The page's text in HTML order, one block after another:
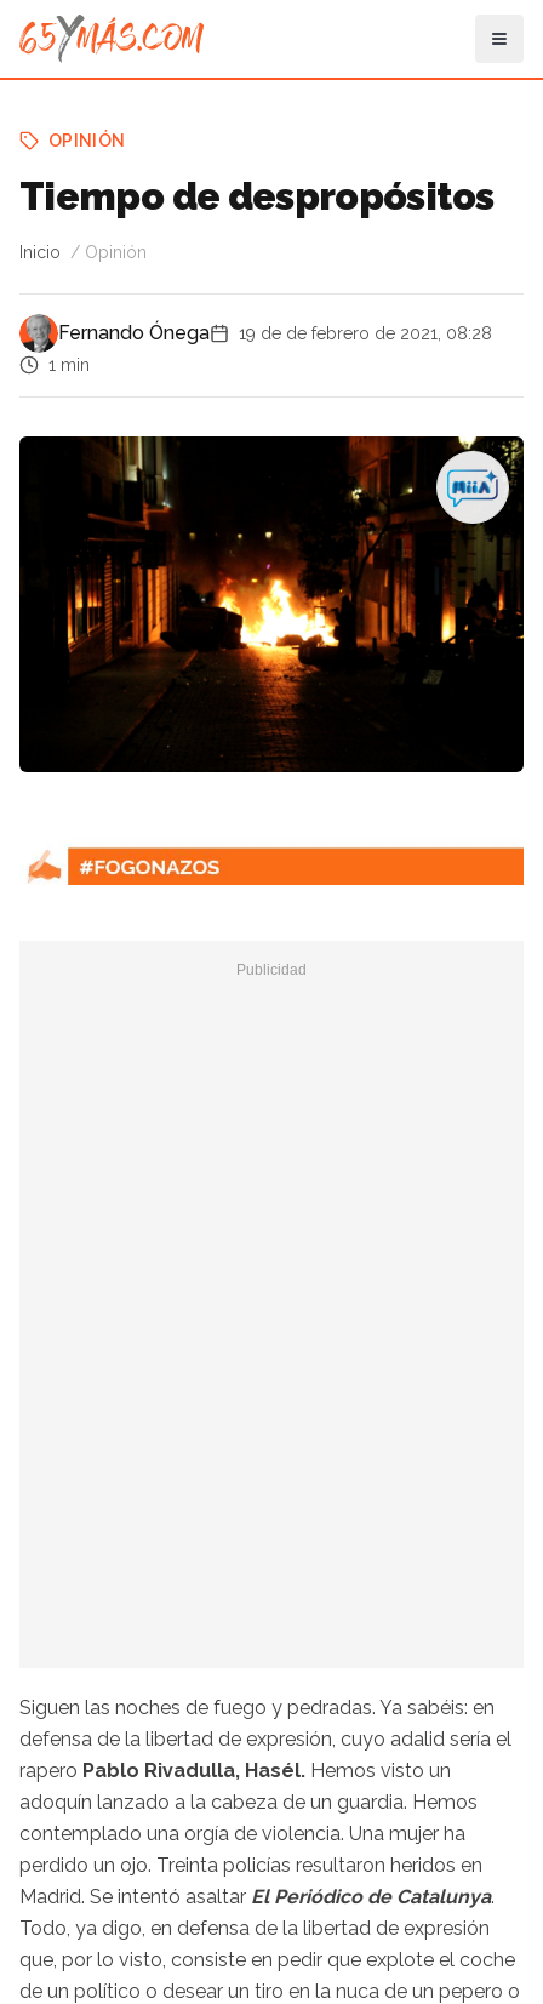
OPINIÓN
Tiempo de despropósitos
Inicio Opinión
Fernando Ónega
19 de de febrero de 2021, 08:28
1 min
Siguen las noches de fuego y pedradas. Ya sabéis: en
defensa de la libertad de expresión, cuyo adalid sería el
rapero Pablo Rivadulla, Hasél. Hemos visto un
adoquín lanzado a la cabeza de un guardia. Hemos
contemplado una orgía de violencia. Una mujer ha
perdido un ojo. Treinta policías resultaron heridos en
Madrid. Se intentó asaltar El Periódico de Catalunya.
Todo, ya digo, en defensa de la libertad de expresión
que, por lo visto, consiste en pedir que explote el coche
de un político o desear un tiro en la nuca de un pepero o